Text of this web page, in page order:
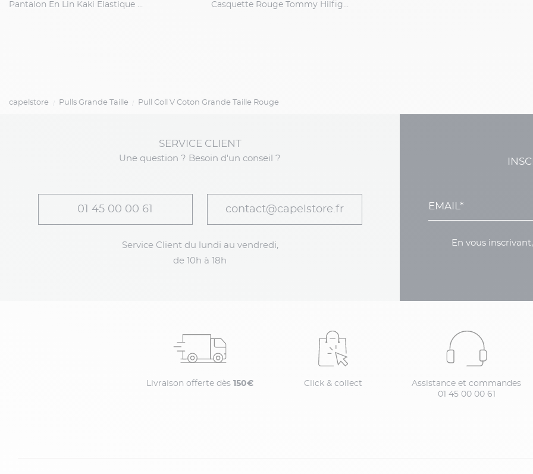
Pantalon En Lin Kaki Elastique Capel Grande Taille Casquette Rouge Tommy Hilfiger
capelstore Pulls Grande Taille Pull Coll V Coton Grande Taille Rouge
SERVICE CLIENT
Une question ? Besoin d'un conseil ?
01 45 00 00 61 contact@capelstore.fr
Service Client du lundi au vendredi,
de 10h à 18h
En vous
Livraison offerte dès 150€ Click & collect
Assistance et commandes
01 45 00 00 61